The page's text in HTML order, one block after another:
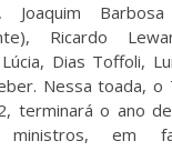
Joaquim
Ricardo
Dias Toffoli,
Nessa toada, o
terminará o ano
em